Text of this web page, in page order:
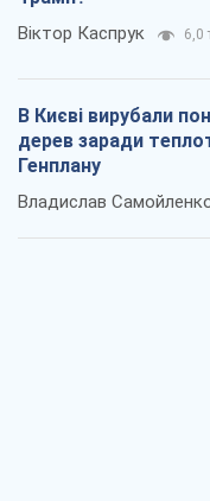
Віктор Каспрук 6,0
В Києві вирубали
дерев заради
Генплану
Владислав